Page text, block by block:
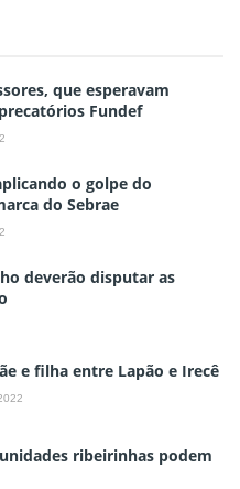
que esperavam
Fundef
o golpe do
do Sebrae
deverão disputar as
e filha entre Lapão e Irecê
ribeirinhas podem